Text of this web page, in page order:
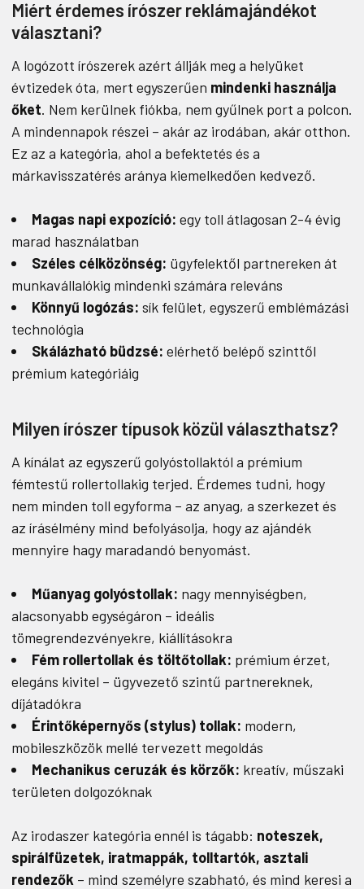
Miért érdemes írószer reklámajándékot
választani?
A logózott írószerek azért állják meg a helyüket
évtizedek óta, mert egyszerűen mindenki használja
őket. Nem kerülnek fiókba, nem gyűlnek port a polcon.
A mindennapok részei – akár az irodában, akár otthon.
Ez az a kategória, ahol a befektetés és a
márkavisszatérés aránya kiemelkedően kedvező.
Magas napi expozíció: egy toll átlagosan 2-4 évig
marad használatban
Széles célközönség: ügyfelektől partnereken át
munkavállalókig mindenki számára releváns
Könnyű logózás: sík felület, egyszerű emblémázási
technológia
Skálázható büdzsé: elérhető belépő szinttől
prémium kategóriáig
Milyen írószer típusok közül választhatsz?
A kínálat az egyszerű golyóstollaktól a prémium
fémtestű rollertollakig terjed. Érdemes tudni, hogy
nem minden toll egyforma – az anyag, a szerkezet és
az írásélmény mind befolyásolja, hogy az ajándék
mennyire hagy maradandó benyomást.
Műanyag golyóstollak: nagy mennyiségben,
alacsonyabb egységáron – ideális
tömegrendezvényekre, kiállításokra
Fém rollertollak és töltőtollak: prémium érzet,
elegáns kivitel – ügyvezető szintű partnereknek,
díjátadókra
Érintőképernyős (stylus) tollak: modern,
mobileszközök mellé tervezett megoldás
Mechanikus ceruzák és körzők: kreatív, műszaki
területen dolgozóknak
Az irodaszer kategória ennél is tágabb: noteszek,
spirálfüzetek, iratmappák, tolltartók, asztali
rendezők – mind személyre szabható, és mind keresi a